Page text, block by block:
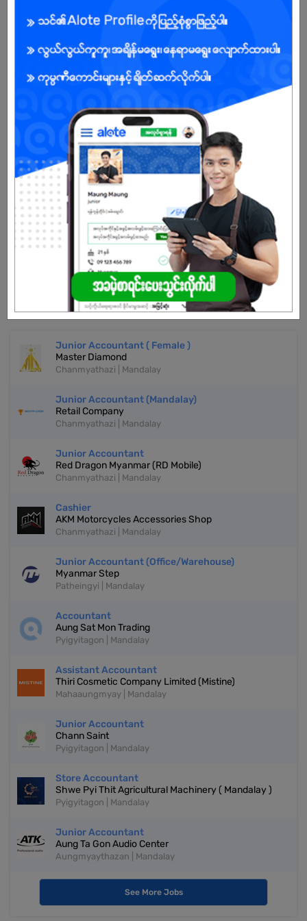
Open To : Male/Female
Already Expired
Don't have an account?
REGISTER NOW!
More Similar Jobs
Junior Accountant ( Female )
Master Diamond
Chanmyathazi | Mandalay
Junior Accountant (Mandalay)
Retail Company
Chanmyathazi | Mandalay
Junior Accountant
Red Dragon Myanmar (RD Mobile)
Chanmyathazi | Mandalay
Cashier
AKM Motorcycles Accessories Shop
Chanmyathazi | Mandalay
‎Junior Accountant (Office/Warehouse)
Myanmar Step
Patheingyi | Mandalay
Accountant
Aung Sat Mon Trading
Pyigyitagon | Mandalay
Assistant Accountant
Thiri Cosmetic Company Limited (Mistine)
Mahaaungmyay | Mandalay
Junior Accountant
Chann Saint
Pyigyitagon | Mandalay
Store Accountant
Shwe Pyi Thit Agricultural Machinery ( Mandalay )
Pyigyitagon | Mandalay
Junior Accountant
Aung Ta Gon Audio Center
Aungmyaythazan | Mandalay
See More Jobs